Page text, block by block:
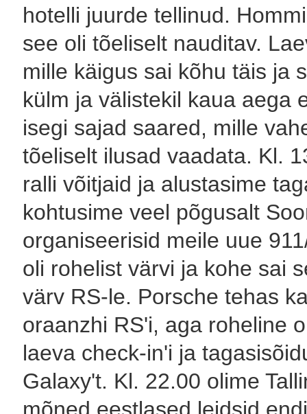
hotelli juurde tellinud.
see oli tõeliselt nauditav.
mille käigus sai kõhu täis ja
külm ja välistekil kaua aega
isegi sajad saared, mille
tõeliselt ilusad vaadata. Kl.
ralli võitjaid ja alustasime
kohtusime veel põgusalt
organiseerisid meile uue
oli rohelist värvi ja kohe sai
värv RS-le. Porsche tehas
oraanzhi RS'i, aga roheline
laeva check-in'i ja
Galaxy't. Kl. 22.00 olime